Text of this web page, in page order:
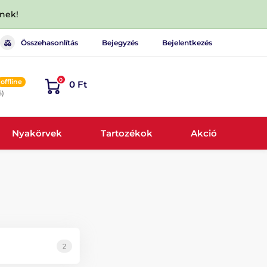
Összehasonlítás Bejegyzés Bejelentkezés
offline
0 0 Ft
Nyakörvek Tartozékok Akció
2